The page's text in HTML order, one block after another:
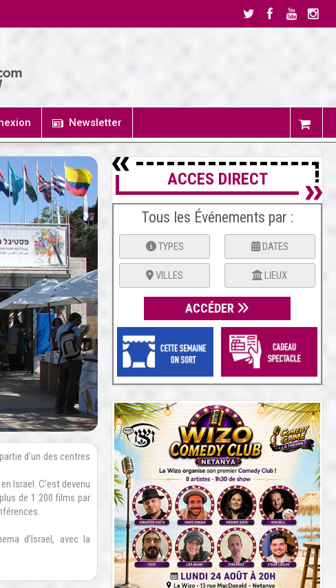
Newsletter
d’un des centres
Israel. C’est devenu
de 1 200 films par
d’Israel, avec la
ACCES DIRECT
Tous les Événements par :
TYPES DATES
VILLES LIEUX
ACCÉDER